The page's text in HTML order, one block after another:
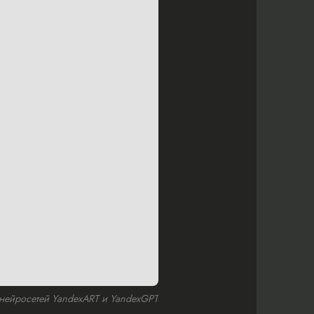
YandexART и YandexGPT